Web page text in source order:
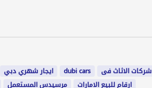
ايجار شهري دبي dubi cars
شركات الاثاث فى
مرسيدس المستعمل
ارقام للبيع الامارات